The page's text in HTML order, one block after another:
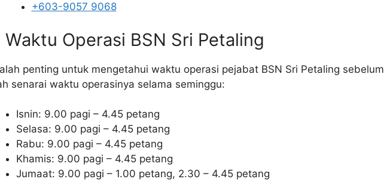
+603-9057 9068
Waktu Operasi BSN Sri Petaling
penting untuk mengetahui waktu operasi pejabat BSN Sri Petaling
senarai waktu operasinya selama seminggu:
Isnin: 9.00 pagi – 4.45 petang
Selasa: 9.00 pagi – 4.45 petang
Rabu: 9.00 pagi – 4.45 petang
Khamis: 9.00 pagi – 4.45 petang
Jumaat: 9.00 pagi – 1.00 petang, 2.30 – 4.45 petang